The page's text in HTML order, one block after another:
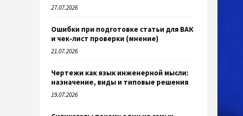
27.07.2026
Ошибки при подготовке статьи для ВАК
и чек-лист проверки (мнение)
21.07.2026
Чертежи как язык инженерной мысли:
назначение, виды и типовые решения
19.07.2026